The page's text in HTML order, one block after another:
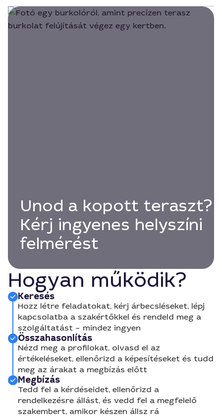
Unod a kopott teraszt?
Kérj ingyenes helyszíni
felmérést
Hogyan működik?
Keresés
Hozz létre feladatokat, kérj árbecsléseket, lépj
kapcsolatba a szakértőkkel és rendeld meg a
szolgáltatást – mindez ingyen
Összahasonlítás
Nézd meg a profilokat, olvasd el az
értékeléseket, ellenőrizd a képesítéseket és tudd
meg az árakat a megbízás előtt
Megbízás
Tedd fel a kérdéseidet, ellenőrizd a
rendelkezésre állást, és vedd fel a megfelelő
szakembert, amikor készen állsz rá